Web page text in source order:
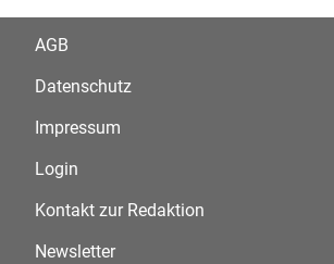
AGB
Datenschutz
Impressum
Login
Kontakt zur Redaktion
Newsletter